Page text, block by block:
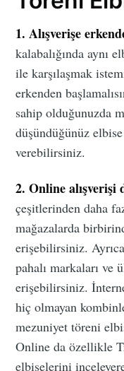
1. Alışverişe
kalabalığında aynı
ile karşılaşmak
erkenden
sahip olduğunuzda
düşündüğünüz
verebilirsiniz.
2. Online alışverişi
çeşitlerinden daha
mağazalarda
erişebilirsiniz.
pahalı markaları ve
erişebilirsiniz.
hiç olmayan
mezuniyet töreni
Online da özellikle
elbiselerini